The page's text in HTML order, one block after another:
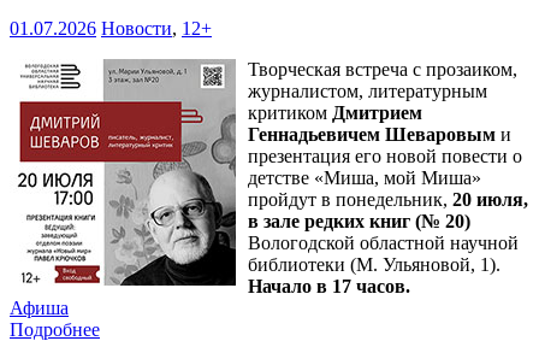
01.07.2026 Новости, 12+
Творческая встреча с прозаиком,
журналистом, литературным
критиком Дмитрием
Геннадьевичем Шеваровым и
презентация его новой повести о
детстве «Миша, мой Миша»
пройдут в понедельник, 20 июля,
в зале редких книг (№ 20)
Вологодской областной научной
библиотеки (М. Ульяновой, 1).
Начало в 17 часов.
Афиша
Подробнее